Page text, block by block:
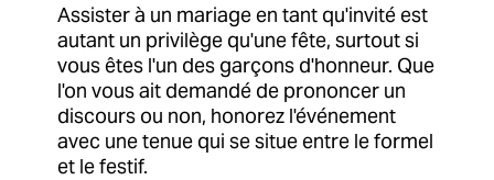
Assister à un mariage en tant qu'invité est
autant un privilège qu'une fête, surtout si
vous êtes l'un des garçons d'honneur. Que
l'on vous ait demandé de prononcer un
discours ou non, honorez l'événement
avec une tenue qui se situe entre le formel
et le festif.